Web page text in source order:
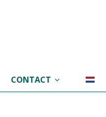
CONTACT